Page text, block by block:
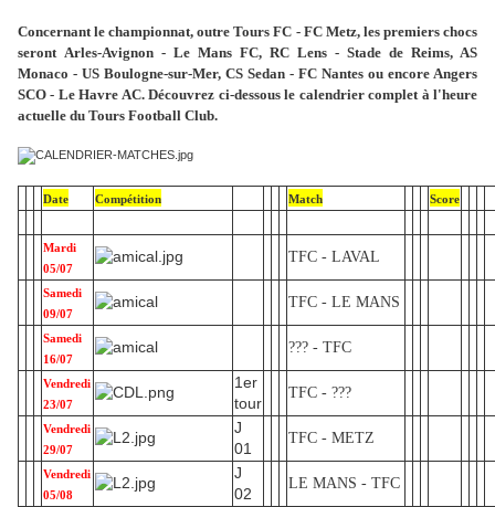
Concernant le championnat, outre Tours FC - FC Metz, les premiers chocs
seront Arles-Avignon - Le Mans FC, RC Lens - Stade de Reims, AS
Monaco - US Boulogne-sur-Mer, CS Sedan - FC Nantes ou encore Angers
SCO - Le Havre AC. Découvrez ci-dessous le calendrier complet à l'heure
actuelle du Tours Football Club.
Date Compétition Match Score
Mardi
05/07
TFC - LAVAL
Samedi
09/07
TFC - LE MANS
Samedi
16/07
??? - TFC
Vendredi
23/07
1er
tour
TFC - ???
Vendredi
29/07
J
01
TFC - METZ
Vendredi
05/08
J
02
LE MANS - TFC